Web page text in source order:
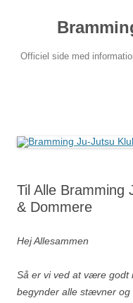
Officiel side med
Til Alle
& Dommere
Hej Allesammen
Så er vi ved at være godt
begynder alle stævner og